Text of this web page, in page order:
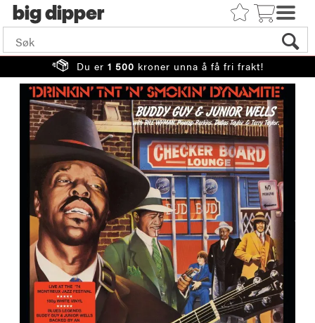
big
Du er 1 500 kroner unna å få fri frakt!